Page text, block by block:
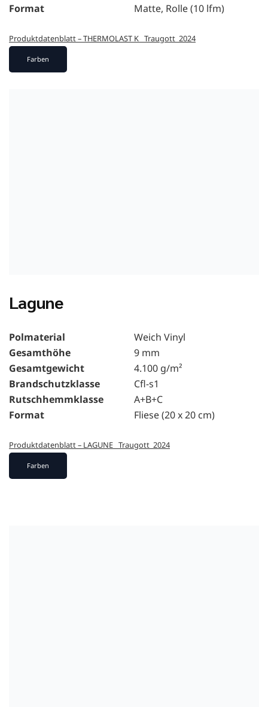
Format
Matte, Rolle (10 lfm)
Produktdatenblatt – THERMOLAST K _Traugott_2024
Farben
Lagune
Polmaterial
Gesamthöhe
Gesamtgewicht
Brandschutzklasse
Rutschhemmklasse
Format
Weich Vinyl
9 mm
4.100 g/m²
Cfl-s1
A+B+C
Fliese (20 x 20 cm)
Produktdatenblatt – LAGUNE _Traugott_2024
Farben